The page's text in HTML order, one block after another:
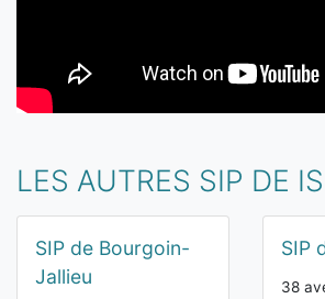
LES AUTRES SIP DE
SIP de Bourgoin-
Jallieu
SIP
38